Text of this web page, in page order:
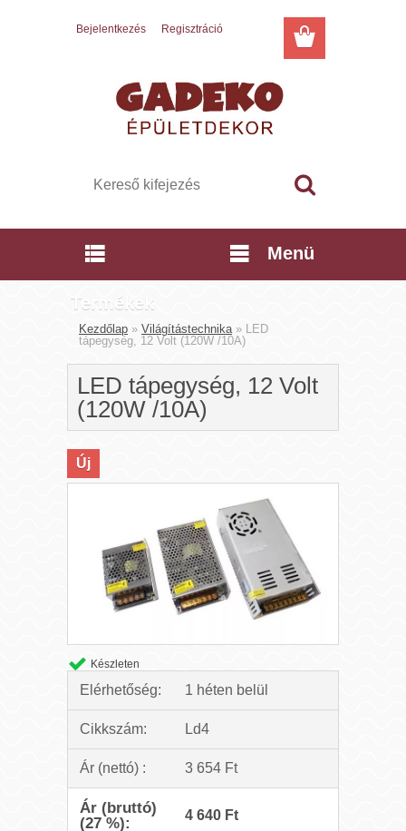
Bejelentkezés Regisztráció
Termékek
Menü
Kezdőlap » Világítástechnika » LED
tápegység, 12 Volt (120W /10A)
LED tápegység, 12 Volt
(120W /10A)
Új
Készleten
Elérhetőség: 1 héten belül
Cikkszám: Ld4
Ár (nettó) : 3 654 Ft
Ár (bruttó)
(27 %):
4 640 Ft